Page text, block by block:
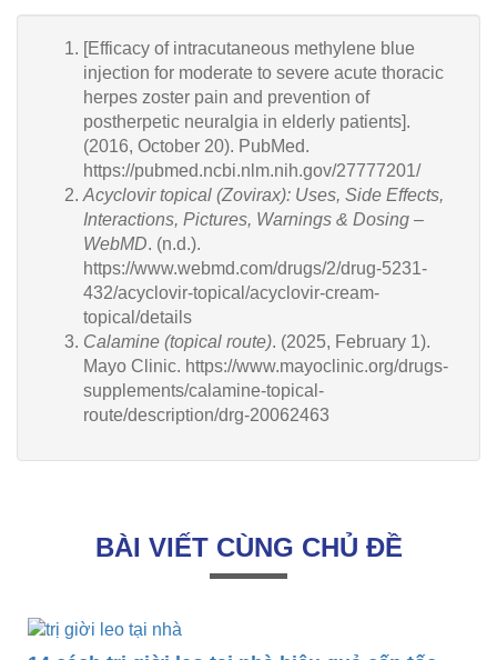
[Efficacy of intracutaneous methylene blue
injection for moderate to severe acute thoracic
herpes zoster pain and prevention of
postherpetic neuralgia in elderly patients].
(2016, October 20). PubMed.
https://pubmed.ncbi.nlm.nih.gov/27777201/
Acyclovir topical (Zovirax): Uses, Side Effects,
Interactions, Pictures, Warnings & Dosing –
WebMD. (n.d.).
https://www.webmd.com/drugs/2/drug-5231-
432/acyclovir-topical/acyclovir-cream-
topical/details
Calamine (topical route). (2025, February 1).
Mayo Clinic. https://www.mayoclinic.org/drugs-
supplements/calamine-topical-
route/description/drg-20062463
BÀI VIẾT CÙNG CHỦ ĐỀ